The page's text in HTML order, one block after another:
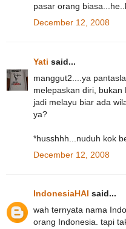
pasar orang
December 12, 2008
Yati said...
manggut2....ya
melepaskan diri, bukan
jadi melayu biar ada
ya?
*husshhh...nuduh kok
December 12, 2008
IndonesiaHAI said...
wah ternyata nama
orang Indonesia. tapi